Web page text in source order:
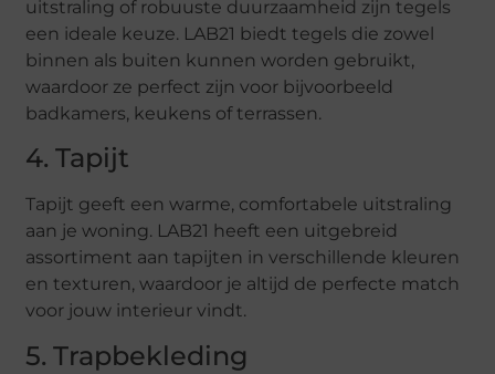
uitstraling of robuuste duurzaamheid zijn tegels
een ideale keuze. LAB21 biedt tegels die zowel
binnen als buiten kunnen worden gebruikt,
waardoor ze perfect zijn voor bijvoorbeeld
badkamers, keukens of terrassen.
4. Tapijt
Tapijt geeft een warme, comfortabele uitstraling
aan je woning. LAB21 heeft een uitgebreid
assortiment aan tapijten in verschillende kleuren
en texturen, waardoor je altijd de perfecte match
voor jouw interieur vindt.
5. Trapbekleding